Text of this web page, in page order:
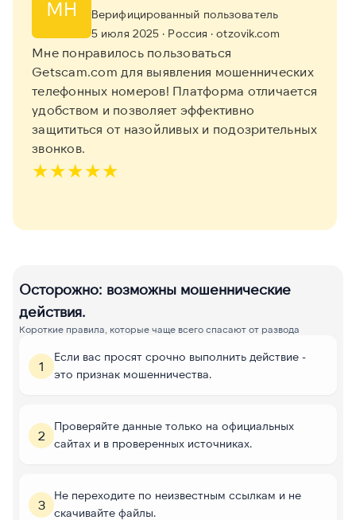
МН
Верифицированный пользователь
5 июля 2025 · Россия · otzovik.com
Мне понравилось пользоваться
Getscam.com для выявления мошеннических
телефонных номеров! Платформа отличается
удобством и позволяет эффективно
защититься от назойливых и подозрительных
звонков.
★★★★★
Осторожно: возможны мошеннические
действия.
Короткие правила, которые чаще всего спасают от развода
1
Если вас просят срочно выполнить действие -
это признак мошенничества.
2
Проверяйте данные только на официальных
сайтах и в проверенных источниках.
3
Не переходите по неизвестным ссылкам и не
скачивайте файлы.